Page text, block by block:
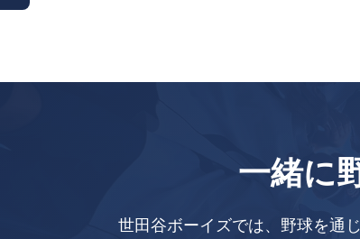
一緒に
世田谷ボーイズでは、野球を通